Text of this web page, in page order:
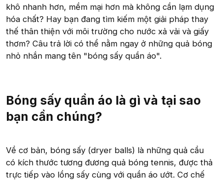
khô nhanh hơn, mềm mại hơn mà không cần lạm dụng
hóa chất? Hay bạn đang tìm kiếm một giải pháp thay
thế thân thiện với môi trường cho nước xả vải và giấy
thơm? Câu trả lời có thể nằm ngay ở những quả bóng
nhỏ nhắn mang tên "bóng sấy quần áo".
Bóng sấy quần áo là gì và tại sao
bạn cần chúng?​
Về cơ bản, bóng sấy (dryer balls) là những quả cầu
có kích thước tương đương quả bóng tennis, được thả
trực tiếp vào lồng sấy cùng với quần áo ướt. Cơ chế